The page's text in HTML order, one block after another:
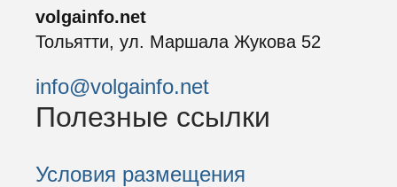
volgainfo.net
Тольятти, ул. Маршала Жукова 52
info@volgainfo.net
Полезные ссылки
Условия размещения